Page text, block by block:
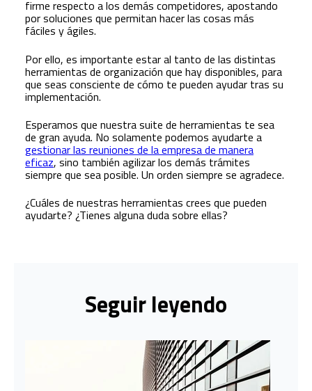
firme respecto a los demás competidores, apostando
por soluciones que permitan hacer las cosas más
fáciles y ágiles.
Por ello, es importante estar al tanto de las distintas
herramientas de organización que hay disponibles, para
que seas consciente de cómo te pueden ayudar tras su
implementación.
Esperamos que nuestra suite de herramientas te sea
de gran ayuda. No solamente podemos ayudarte a
gestionar las reuniones de la empresa de manera
eficaz, sino también agilizar los demás trámites
siempre que sea posible. Un orden siempre se agradece.
¿Cuáles de nuestras herramientas crees que pueden
ayudarte? ¿Tienes alguna duda sobre ellas?
Seguir leyendo